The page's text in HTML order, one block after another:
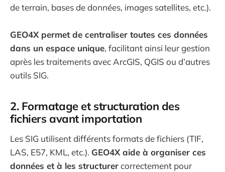
de terrain, bases de données, images satellites, etc.).
GEO4X permet de centraliser toutes ces données
dans un espace unique, facilitant ainsi leur gestion
après les traitements avec ArcGIS, QGIS ou d’autres
outils SIG.
2. Formatage et structuration des
fichiers avant importation
Les SIG utilisent différents formats de fichiers (TIF,
LAS, E57, KML, etc.). GEO4X aide à organiser ces
données et à les structurercorrectement pour